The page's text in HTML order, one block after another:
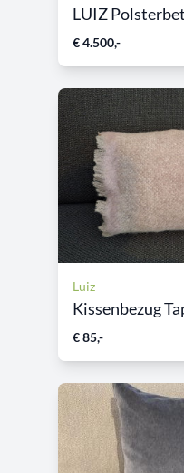
LUIZ
€ 4.500,-
Luiz
Kissenbezug
€ 85,-